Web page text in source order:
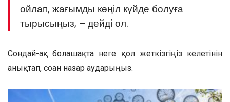
ойлап, жағымды көңіл күйде болуға
тырысыңыз, – дейді ол.
Сондай-ақ болашақта неге қол жеткізгіңіз келетінін
анықтап, соған назар аударыңыз.